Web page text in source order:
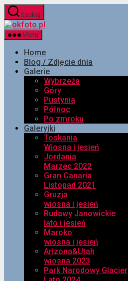
Przejdź
do
treści
Szukaj
Menu
Home
Blog / Zdjęcie dnia
Galerie
Wybrzeża
Góry
Pustynia
Północ
Po zmroku
Galeryjki
Toskania
Wiosna i jesień
Jordania
Marzec 2022
Gran Canaria
Listopad 2021
Gruzja
wiosna i jesień
Rudawy Janowickie
lato i jesień
Maroko
wiosna i jesień
Arizona&Utah
wiosna 2023
Park Narodowy Glacier